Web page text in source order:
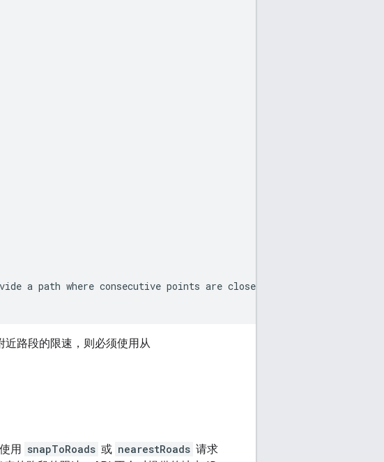
a path where consecutive points are closer to each other.
近路段的限速，则必须使用从
用 snapToRoads 或 nearestRoads 请求